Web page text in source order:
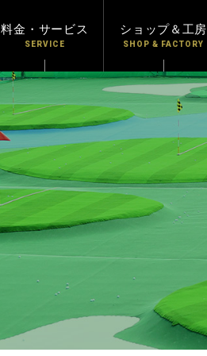
料金・サービス
SERVICE
ショップ＆工房
SHOP & FACTORY